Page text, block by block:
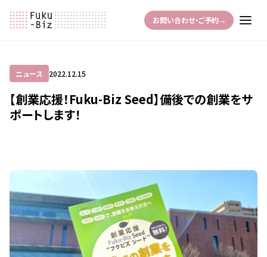
お問い合わせ・ご予約→
ニュース 2022.12.15
【創業応援！Fuku-Biz Seed】備後での創業をサ
ポートします！